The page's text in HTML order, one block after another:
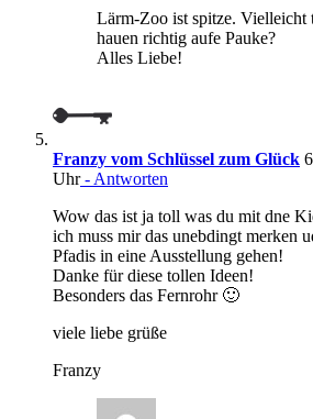
Lärm-Zoo ist spitze. Vielleicht
hauen richtig aufe Pauke?
Alles Liebe!
Franzy vom Schlüssel zum Glück
Uhr- Antworten
Wow das ist ja toll was du mit dne
ich muss mir das unebdingt merken
Pfadis in eine Ausstellung gehen!
Danke für diese tollen Ideen!
Besonders das Fernrohr 🙂
viele liebe grüße
Franzy